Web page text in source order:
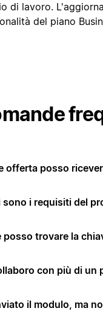
di lavoro.
del piano
offerta posso
sono i requisiti del
posso trovare la
con più di un
il modulo, ma